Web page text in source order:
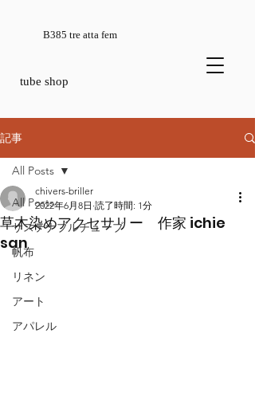
tube shop
B385 tre atta fem
記事
All Posts
サステナブルチューブ
帆布
リネン
アート
アパレル
All Posts
草木染めアクセサリー 作家 ichie
san
chivers-briller
2022年6月8日 読了時間: 1分